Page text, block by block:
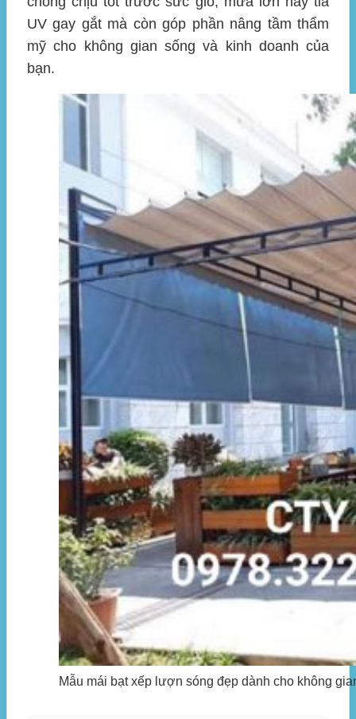
UV gay gắt mà còn góp phần nâng tầm thẩm
mỹ cho không gian sống và kinh doanh của
bạn.
Mẫu mái bạt xếp lượn sóng đẹp dành cho không